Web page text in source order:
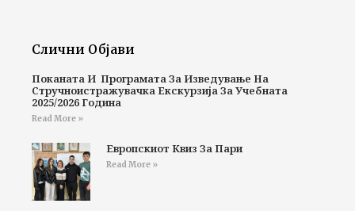
Слични Објави
Поканата И Програмата За Изведување На
Стручноистражувачка Екскурзија За Учебната
2025/2026 Година
Read More »
Европскиот Квиз За Пари
Read More »